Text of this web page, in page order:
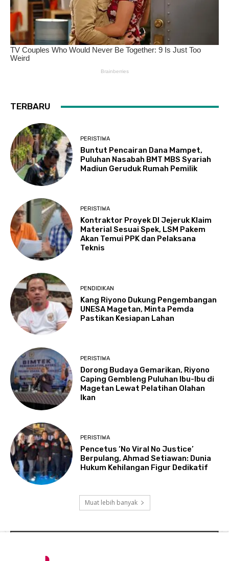
TERBARU
PERISTIWA
Buntut Pencairan Dana Mampet,
Puluhan Nasabah BMT MBS Syariah
Madiun Geruduk Rumah Pemilik
PERISTIWA
Kontraktor Proyek DI Jejeruk Klaim
Material Sesuai Spek, LSM Pakem
Akan Temui PPK dan Pelaksana
Teknis
PENDIDIKAN
Kang Riyono Dukung Pengembangan
UNESA Magetan, Minta Pemda
Pastikan Kesiapan Lahan
PERISTIWA
Dorong Budaya Gemarikan, Riyono
Caping Gembleng Puluhan Ibu-Ibu di
Magetan Lewat Pelatihan Olahan
Ikan
PERISTIWA
Pencetus ‘No Viral No Justice’
Berpulang, Ahmad Setiawan: Dunia
Hukum Kehilangan Figur Dedikatif
Muat lebih banyak